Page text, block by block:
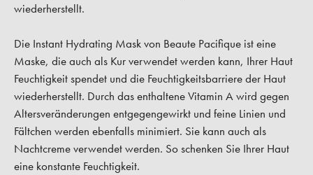
wiederherstellt.
Die Instant Hydrating Mask von Beaute Pacifique ist eine
Maske, die auch als Kur verwendet werden kann, Ihrer Haut
Feuchtigkeit spendet und die Feuchtigkeitsbarriere der Haut
wiederherstellt. Durch das enthaltene Vitamin A wird gegen
Altersveränderungen entgegengewirkt und feine Linien und
Fältchen werden ebenfalls minimiert. Sie kann auch als
Nachtcreme verwendet werden. So schenken Sie Ihrer Haut
eine konstante Feuchtigkeit.